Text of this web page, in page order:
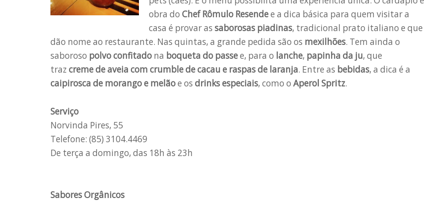
obra do Chef Rômulo Resendee a dica básica para quem visitar a
casa é provar as saborosas piadinas, tradicional prato italiano e que
dão nome ao restaurante. Nas quintas, a grande pedida são os mexilhões. Tem ainda o
saboroso polvo confitado na boqueta do passee, para o lanche, papinha da ju, que
traz creme de aveia com crumble de cacau e raspas de laranja. Entre as bebidas, a dica é a
caipirosca de morango e melãoe os drinks especiais, como o Aperol Spritz.
Serviço
Norvinda Pires, 55
Telefone: (85) 3104.4469
De terça a domingo, das 18h às 23h
Sabores Orgânicos